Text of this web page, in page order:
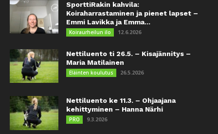
SporttiRakin kahvila:
Koiraharrastaminen ja pienet lapset –
Emmi Lavikka ja Emma...
Koiraurheilun ilo 12.6.2026
Nettiluento ti 26.5. – Kisajännitys –
Maria Matilainen
Eläinten koulutus 26.5.2026
Nettiluento ke 11.3. – Ohjaajana
kehittyminen – Hanna Närhi
PRO 9.3.2026